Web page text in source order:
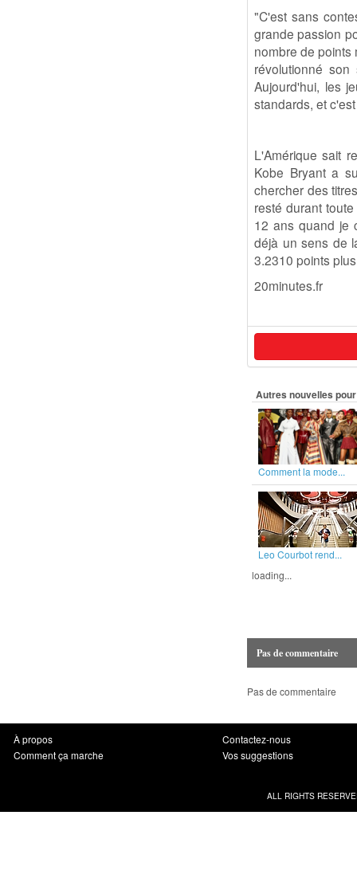
"C'est sans
grande passion
nombre de points
révolutionné
Aujourd'hui, les
standards, et
L'Amérique sait
Kobe Bryant a
chercher des
resté durant
12 ans quand je
déjà un sens de
3.2310 points
20minutes.fr
Autres nouvelles
Comment la mode...
Leo Courbot rend...
loading...
Pas de commentaire
Pas de commentaire
À propos
Comment ça marche
Contactez-nous
Vos suggestions
ALL RIGHTS